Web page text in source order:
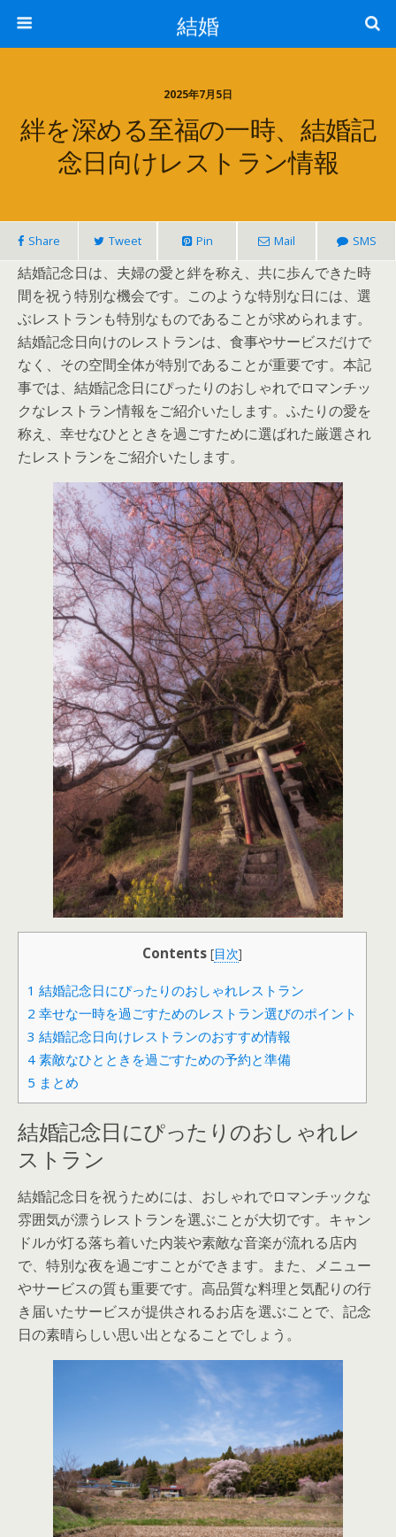
結婚
2025年7月5日
絆を深める至福の一時、結婚記
念日向けレストラン情報
Share Tweet Pin Mail SMS
結婚記念日は、夫婦の愛と絆を称え、共に歩んできた時
間を祝う特別な機会です。このような特別な日には、選
ぶレストランも特別なものであることが求められます。
結婚記念日向けのレストランは、食事やサービスだけで
なく、その空間全体が特別であることが重要です。本記
事では、結婚記念日にぴったりのおしゃれでロマンチッ
クなレストラン情報をご紹介いたします。ふたりの愛を
称え、幸せなひとときを過ごすために選ばれた厳選され
たレストランをご紹介いたします。
Contents [目次]
1 結婚記念日にぴったりのおしゃれレストラン
2 幸せな一時を過ごすためのレストラン選びのポイント
3 結婚記念日向けレストランのおすすめ情報
4 素敵なひとときを過ごすための予約と準備
5 まとめ
結婚記念日にぴったりのおしゃれレ
ストラン
結婚記念日を祝うためには、おしゃれでロマンチックな
雰囲気が漂うレストランを選ぶことが大切です。キャン
ドルが灯る落ち着いた内装や素敵な音楽が流れる店内
で、特別な夜を過ごすことができます。また、メニュー
やサービスの質も重要です。高品質な料理と気配りの行
き届いたサービスが提供されるお店を選ぶことで、記念
日の素晴らしい思い出となることでしょう。